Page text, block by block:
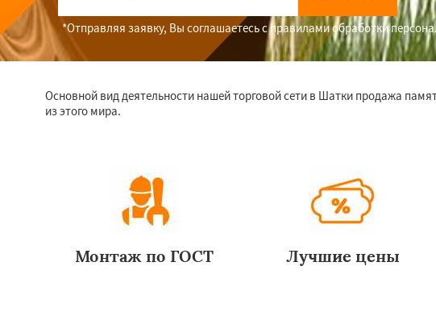
*Отправляя заявку, Вы соглашаетесь с правилами обработки
Основной вид деятельности нашей торговой сети в Шатки продажа
из этого мира.
Монтаж по ГОСТ Лучшие цены